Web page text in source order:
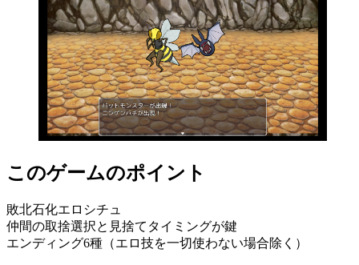
このゲームのポイント
敗北石化エロシチュ
仲間の取捨選択と見捨てタイミングが鍵
エンディング6種（エロ技を一切使わない場合除く）